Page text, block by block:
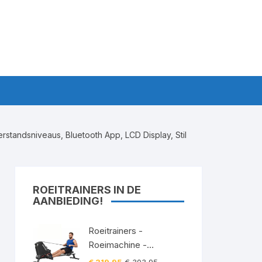
Bluetooth App, LCD Display, Stil
ROEITRAINERS IN DE
AANBIEDING!
Roeitrainers -
Roeimachine -
Roeiapparaat -